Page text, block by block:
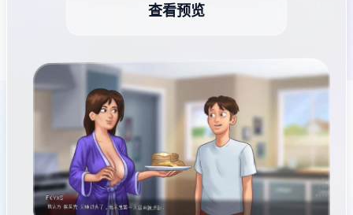
查看预览